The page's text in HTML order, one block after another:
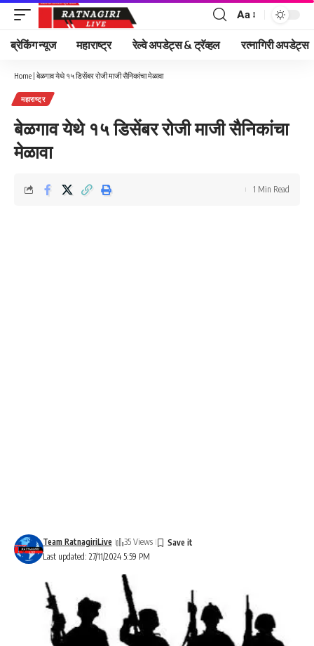
Font
Resizer
Aa
ब्रेकिंग न्यूज महाराष्ट्र रेल्वे अपडेट्स & ट्रॅव्हल रत्नागिरी अपडेट्स
Home | बेळगाव येथे १५ डिसेंबर रोजी माजी सैनिकांचा मेळावा
महाराष्ट्र
बेळगाव येथे १५ डिसेंबर रोजी माजी सैनिकांचा
मेळावा
Last updated: 27/11/2024 5:59 PM
Team RatnagiriLive 35 Views
1 Min Read